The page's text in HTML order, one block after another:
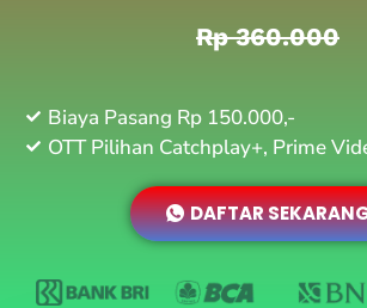
Rp 360.000
Biaya Pasang Rp 150.000,-
OTT Pilihan Catchplay+, Prime
DAFTAR